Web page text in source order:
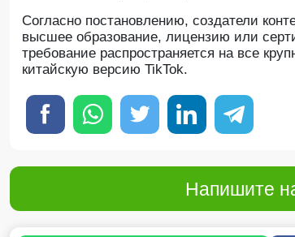
Согласно постановлению, создатели
высшее образование, лицензию или
требование распространяется на все
китайскую версию TikTok.
Напишите